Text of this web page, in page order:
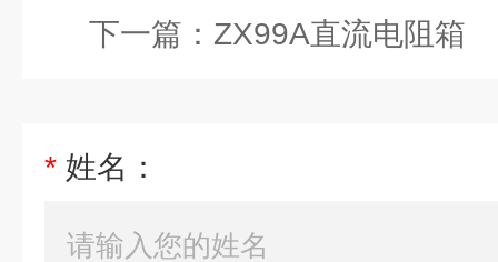
下一篇： ZX99A直流电阻箱
* 姓名：